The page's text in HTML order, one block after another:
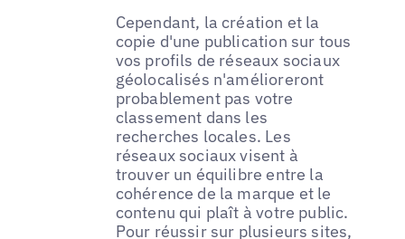
Cependant, la création et la
copie d'une publication sur tous
vos profils de réseaux sociaux
géolocalisés n'amélioreront
probablement pas votre
classement dans les
recherches locales. Les
réseaux sociaux visent à
trouver un équilibre entre la
cohérence de la marque et le
contenu qui plaît à votre public.
Pour réussir sur plusieurs sites,